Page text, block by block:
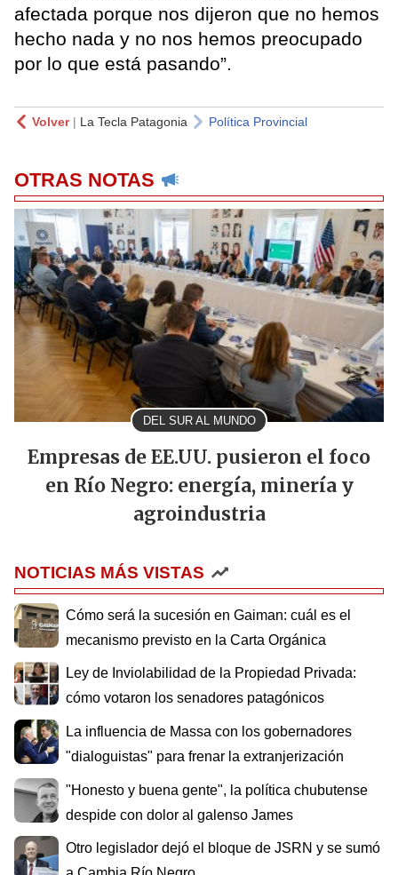
afectada porque nos dijeron que no hemos
hecho nada y no nos hemos preocupado
por lo que está pasando”.
Volver| La Tecla Patagonia Política Provincial
OTRAS NOTAS
DEL SUR AL MUNDO
Empresas de EE.UU. pusieron el foco
en Río Negro: energía, minería y
agroindustria
NOTICIAS MÁS VISTAS
Cómo será la sucesión en Gaiman: cuál es el
mecanismo previsto en la Carta Orgánica
Ley de Inviolabilidad de la Propiedad Privada:
cómo votaron los senadores patagónicos
La influencia de Massa con los gobernadores
"dialoguistas" para frenar la extranjerización
"Honesto y buena gente", la política chubutense
despide con dolor al galenso James
Otro legislador dejó el bloque de JSRN y se sumó